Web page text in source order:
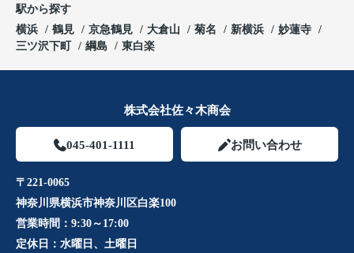
駅から探す
横浜
鶴見 京急鶴見 大倉山 菊名 新横浜
妙蓮寺
三ツ沢下町
綱島 東白楽
株式会社佐々木商会
045-401-1111 お問い合わせ
〒221-0065
神奈川県横浜市神奈川区白楽100
営業時間： 9:30～17:00
定休日： 水曜日、土曜日